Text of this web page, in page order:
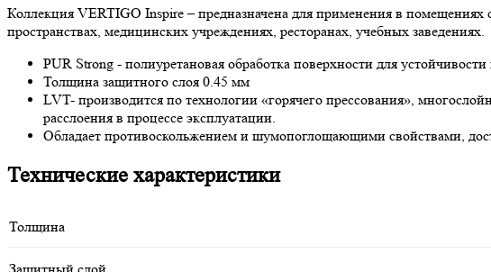
Коллекция VERTIGO Inspire – предназначена для применения в помещениях
пространствах, медицинских учреждениях, ресторанах, учебных заведениях.
PUR Strong - полиуретановая обработка поверхности для
Толщина защитного слоя 0.45 мм
LVT- производится по технологии «горячего прессования»,
расслоения в процессе эксплуатации.
Обладает противоскольжением и шумопоглощающими свойствами,
Технические характеристики
Толщина